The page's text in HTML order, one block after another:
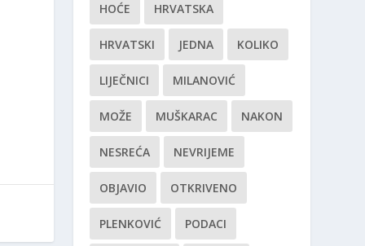
HOĆE HRVATSKA
HRVATSKI JEDNA KOLIKO
LIJEČNICI MILANOVIĆ
MOŽE MUŠKARAC NAKON
NESREĆA NEVRIJEME
OBJAVIO OTKRIVENO
PLENKOVIĆ PODACI